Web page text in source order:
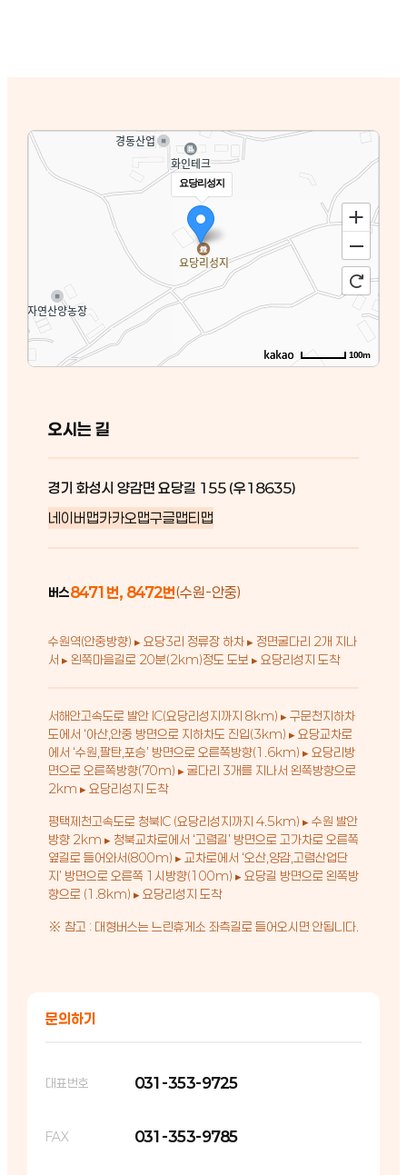
요당리성지
100m
오시는 길
경기 화성시 양감면 요당길 155 (우18635)
네이버맵카카오맵구글맵티맵
버스8471번, 8472번(수원-안중)
수원역(안중방향) ▸ 요당3리 정류장 하차 ▸ 정면굴다리 2개 지나
서 ▸ 왼쪽마을길로 20분(2km)정도 도보 ▸ 요당리성지 도착
서해안고속도로 발안 IC(요당리성지까지 8km) ▸ 구문천지하차
도에서 ‘아산,안중 방면으로 지하차도 진입(3km) ▸ 요당교차로
에서 ‘수원,팔탄,포승’ 방면으로 오른쪽방향(1.6km) ▸ 요당리방
면으로 오른쪽방향(70m) ▸ 굴다리 3개를 지나서 왼쪽방향으로
2km ▸ 요당리성지 도착
평택제천고속도로 청북IC (요당리성지까지 4.5km) ▸ 수원 발안
방향 2km ▸ 청북교차로에서 ‘고렴길’ 방면으로 고가차로 오른쪽
옆길로 들어와서(800m) ▸ 교차로에서 ‘오산,양감,고렴산업단
지’ 방면으로 오른쪽 1시방향(100m) ▸ 요당길 방면으로 왼쪽방
향으로 (1.8km) ▸ 요당리성지 도착
※ 참고 : 대형버스는 느린휴게소 좌측길로 들어오시면 안됩니다.
문의하기
대표번호 031-353-9725
FAX 031-353-9785